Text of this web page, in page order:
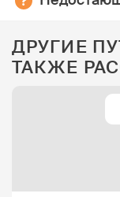
ДРУГИЕ
ТАКЖЕ